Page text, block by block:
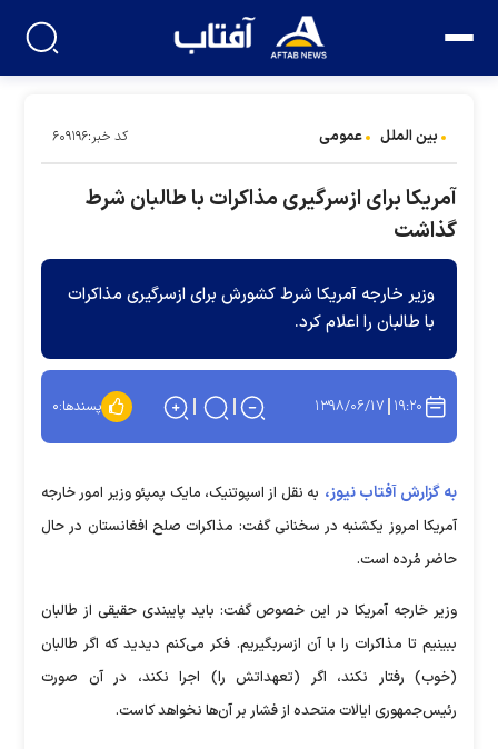
بین الملل عمومی کد خبر:۶۰۹۱۹۶
آمریکا برای ازسرگیری مذاکرات با طالبان شرط
گذاشت
وزیر خارجه آمریکا شرط کشورش برای ازسرگیری مذاکرات
با طالبان را اعلام کرد.
۱۹:۲۰ ۱۳۹۸/۰۶/۱۷ پسندها:۰
به گزارش آفتاب نیوز، به نقل از اسپوتنیک، مایک پمپئو وزیر امور خارجه
آمریکا امروز یکشنبه در سخنانی گفت: مذاکرات صلح افغانستان در حال
حاضر مُرده است.
وزیر خارجه آمریکا در این خصوص گفت: باید پایبندی حقیقی از طالبان
ببینیم تا مذاکرات را با آن ازسربگیریم. فکر می‌کنم دیدید که اگر طالبان
(خوب) رفتار نکند، اگر (تعهداتش را) اجرا نکند، در آن صورت
رئیس‌جمهوری ایالات متحده از فشار بر آن‌ها نخواهد کاست.